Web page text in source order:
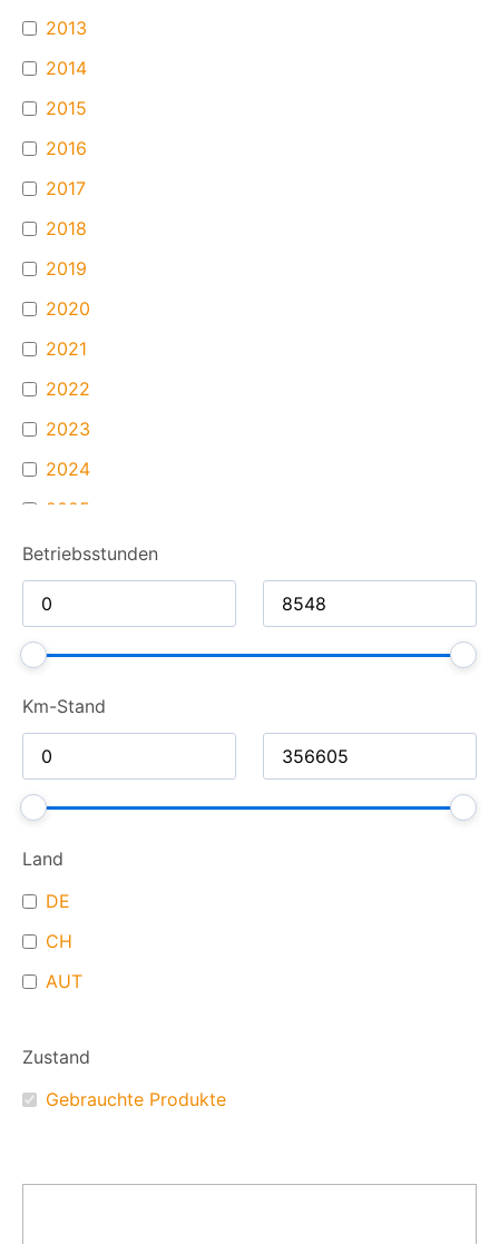
2013
2014
2015
2016
2017
2018
2019
2020
2021
2022
2023
2024
2025
Betriebsstunden
Km-Stand
Land
DE
CH
AUT
Zustand
Gebrauchte Produkte